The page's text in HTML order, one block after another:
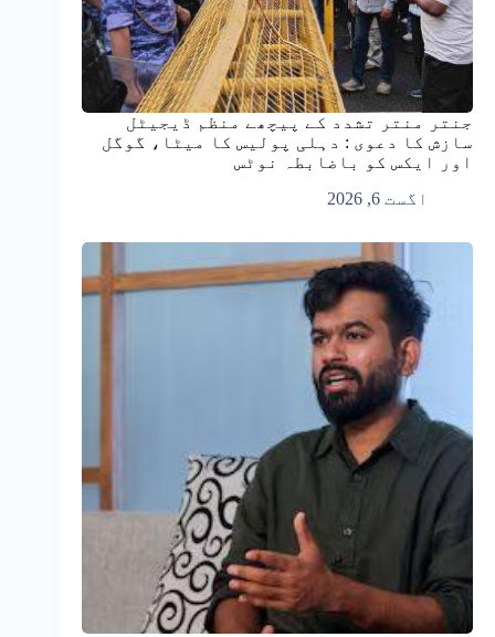
جنتر منتر تشدد کے پیچھے منظم ڈیجیٹل
سازش کا دعوی : دہلی پولیس کا میٹا، گوگل
اور ایکس کو باضابطہ نوٹس
اگست 6, 2026